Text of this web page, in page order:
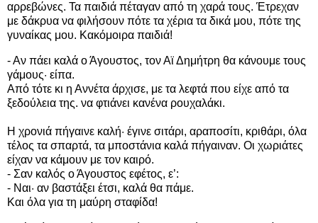
αρρεβώνες. Τα παιδιά πέταγαν από τη χαρά τους. Έτρεχαν
με δάκρυα να φιλήσουν πότε τα χέρια τα δικά μου, πότε της
γυναίκας μου. Κακόμοιρα παιδιά!
- Αν πάει καλά ο Άγουστος, τον Αϊ Δημήτρη θα κάνουμε τους
γάμους· είπα.
Από τότε κι η Αννέτα άρχισε, με τα λεφτά που είχε από τα
ξεδούλεια της. να φτιάνει κανένα ρουχαλάκι.
Η χρονιά πήγαινε καλή· έγινε σιτάρι, αραποσίτι, κριθάρι, όλα
τέλος τα σπαρτά, τα μποστάνια καλά πήγαιναν. Οι χωριάτες
είχαν να κάμουν με τον καιρό.
- Σαν καλός ο Άγουστος εφέτος, ε’:
- Ναι· αν βαστάξει έτσι, καλά θα πάμε.
Και όλα για τη μαύρη σταφίδα!